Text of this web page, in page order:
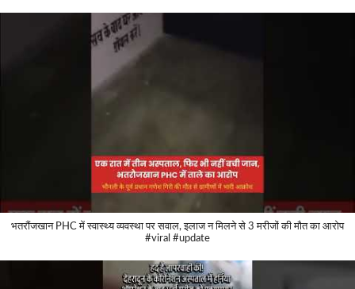
भतरौंजखान PHC में स्वास्थ्य व्यवस्था पर सवाल, इलाज न मिलने से 3 मरीजों की मौत का आरोप
#viral #update